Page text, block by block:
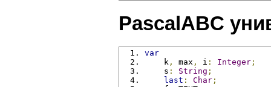
PascalABC
var
    k
, max , i : Integer ;
    s
: String ;
last : Char ;